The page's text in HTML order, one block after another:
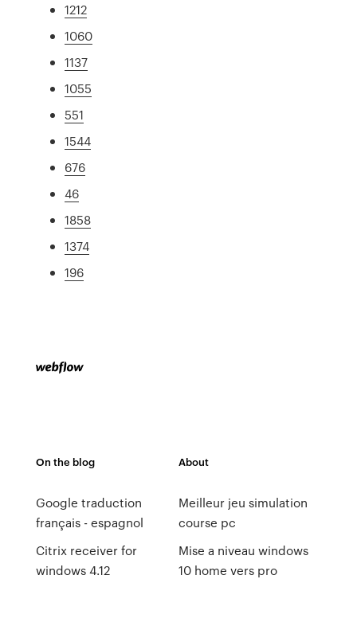
1212
1060
1137
1055
551
1544
676
46
1858
1374
196
On the blog
Google traduction
français - espagnol
Citrix receiver for
windows 4.12
About
Meilleur jeu simulation
course pc
Mise a niveau windows
10 home vers pro